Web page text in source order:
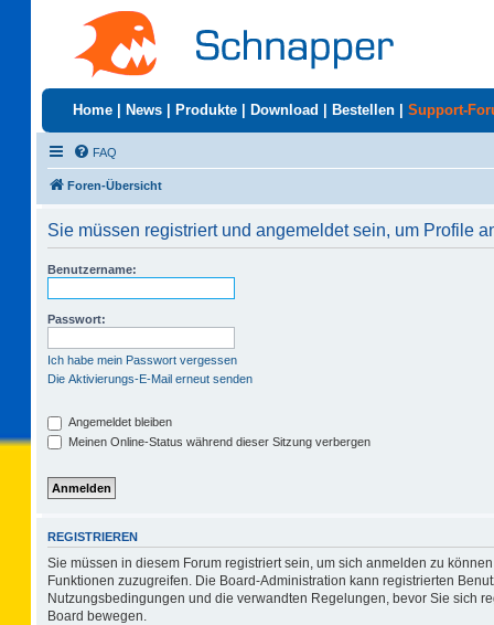
Home News Produkte Download Bestellen Support-
FAQ
Foren-Übersicht
Sie müssen registriert und angemeldet sein, um Profile
Benutzername:
Passwort:
Ich habe mein Passwort vergessen
Die Aktivierungs-E-Mail erneut senden
Angemeldet bleiben
Meinen Online-Status während dieser Sitzung verbergen
REGISTRIEREN
Sie müssen in diesem Forum registriert sein, um sich anmelden zu
Funktionen zuzugreifen. Die Board-Administration kann registrierten
Nutzungsbedingungen und die verwandten Regelungen, bevor Sie sich
Board bewegen.